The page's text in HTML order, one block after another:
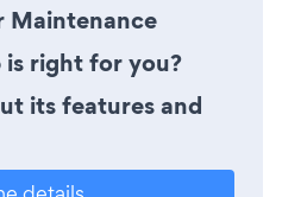
Maintenance
right for you?
its features and